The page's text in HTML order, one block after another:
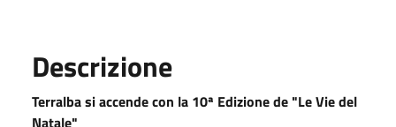
Descrizione
Terralba si accende con la 10ª Edizione de "Le Vie del
Natale"